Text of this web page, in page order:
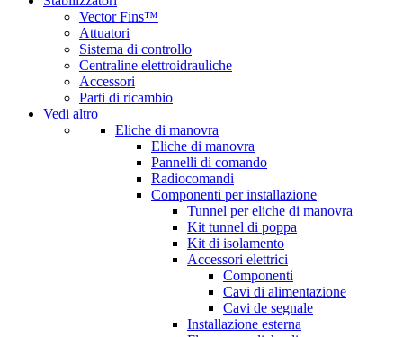
Vector Fins™
Attuatori
Sistema di controllo
Centraline elettroidrauliche
Accessori
Parti di ricambio
Vedi altro
Eliche di manovra
Eliche di manovra
Pannelli di comando
Radiocomandi
Componenti per installazione
Tunnel per eliche di manovra
Kit tunnel di poppa
Kit di isolamento
Accessori elettrici
Componenti
Cavi di alimentazione
Cavi de segnale
Installazione esterna